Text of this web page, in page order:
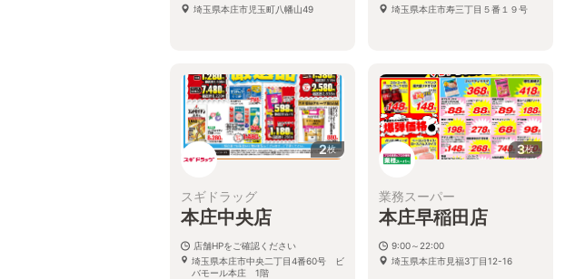
埼玉県本庄市児玉町八幡山49
埼玉県本庄市寿三丁目５番１９号
2枚
スギドラッグ
本庄中央店
店舗HPをご確認ください
埼玉県本庄市中央二丁目4番60号 ビ
バモール本庄 1階
3枚
業務スーパー
本庄早稲田店
9:00～22:00
埼玉県本庄市見福3丁目12-16